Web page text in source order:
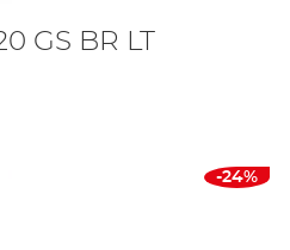
GS BR LT
-24%